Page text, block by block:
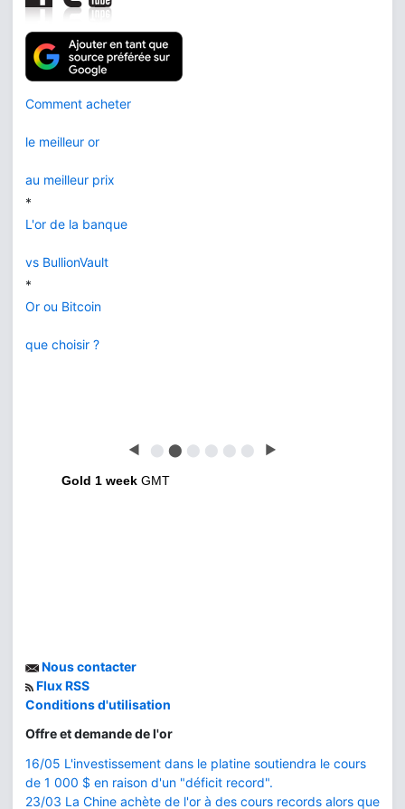
Comment acheter
le meilleur or
au meilleur prix
*
L'or de la banque
vs BullionVault
*
Or ou Bitcoin
que choisir ?
◀ ⬤ ⬤ ⬤ ⬤ ⬤ ⬤ ▶
Gold 1 week GMT
Nous contacter
Flux RSS
Conditions d'utilisation
Offre et demande de l'or
16/05 L'investissement dans le platine soutiendra le cours
de 1 000 $ en raison d'un "déficit record".
23/03 La Chine achète de l'or à des cours records alors que